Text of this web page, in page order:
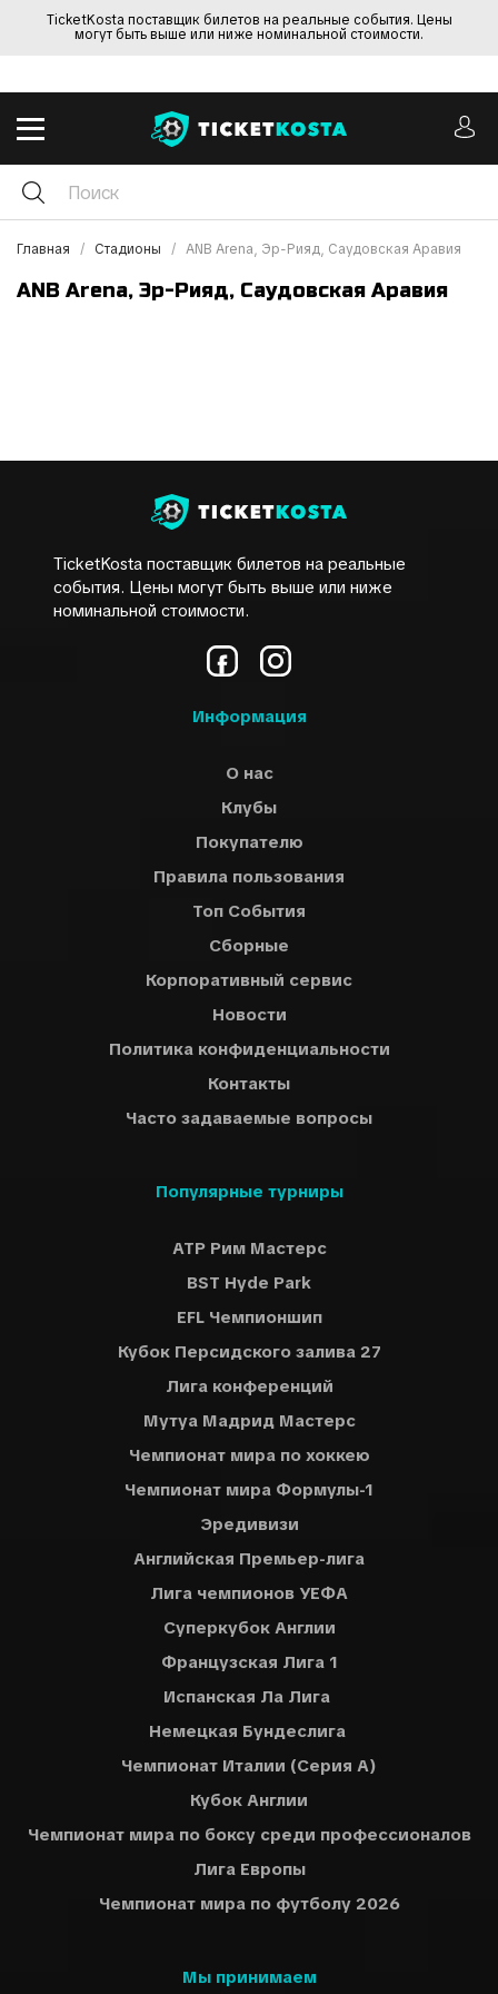
TicketKosta поставщик билетов на реальные события. Цены
могут быть выше или ниже номинальной стоимости.
Главная Стадионы ANB Arena, Эр-Рияд, Саудовская Аравия
ANB Arena, Эр-Рияд, Саудовская Аравия
TicketKosta поставщик билетов на реальные
события. Цены могут быть выше или ниже
номинальной стоимости.
Информация
О нас
Клубы
Покупателю
Правила пользования
Топ События
Сборные
Корпоративный сервис
Новости
Политика конфиденциальности
Контакты
Часто задаваемые вопросы
Популярные турниры
ATP Рим Мастерс
BST Hyde Park
EFL Чемпионшип
Кубок Персидского залива 27
Лига конференций
Мутуа Мадрид Мастерс
Чемпионат мира по хоккею
Чемпионат мира Формулы-1
Эредивизи
Английская Премьер-лига
Лига чемпионов УЕФА
Суперкубок Англии
Французская Лига 1
Испанская Ла Лига
Немецкая Бундеслига
Чемпионат Италии (Серия A)
Кубок Англии
Чемпионат мира по боксу среди профессионалов
Лига Европы
Чемпионат мира по футболу 2026
Мы принимаем